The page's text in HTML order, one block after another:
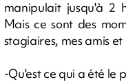
manipulait jusqu'à 2
Mais ce sont des
stagiaires, mes amis
-Qu'est ce qui a été le